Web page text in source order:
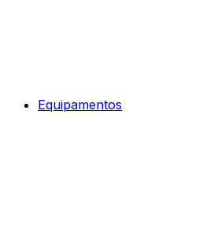
Equipamentos